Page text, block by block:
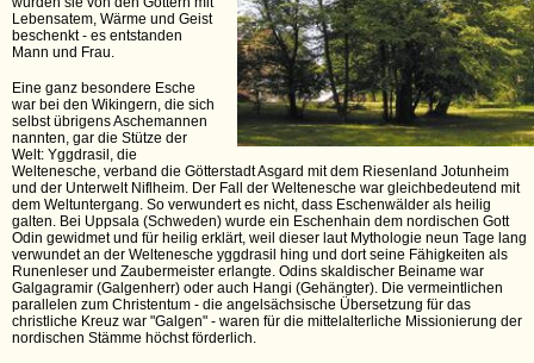
Lebensatem, Wärme und Geist
beschenkt - es entstanden
Mann und Frau.
Eine ganz besondere Esche
war bei den Wikingern, die sich
selbst übrigens Aschemannen
nannten, gar die Stütze der
Welt: Yggdrasil, die
Weltenesche, verband die Götterstadt Asgard mit dem Riesenland Jotunheim
und der Unterwelt Niflheim. Der Fall der Weltenesche war gleichbedeutend mit
dem Weltuntergang. So verwundert es nicht, dass Eschenwälder als heilig
galten. Bei Uppsala (Schweden) wurde ein Eschenhain dem nordischen Gott
Odin gewidmet und für heilig erklärt, weil dieser laut Mythologie neun Tage lang
verwundet an der Weltenesche yggdrasil hing und dort seine Fähigkeiten als
Runenleser und Zaubermeister erlangte. Odins skaldischer Beiname war
Galgagramir (Galgenherr) oder auch Hangi (Gehängter). Die vermeintlichen
parallelen zum Christentum - die angelsächsische Übersetzung für das
christliche Kreuz war "Galgen" - waren für die mittelalterliche Missionierung der
nordischen Stämme höchst förderlich.